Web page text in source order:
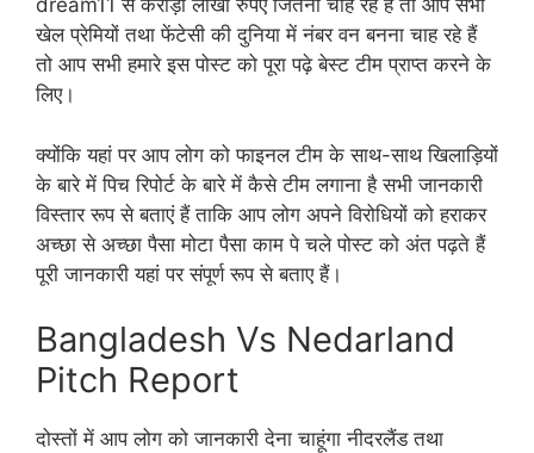
dream11 से करोड़ों लाखों रुपए जितना चाह रहे हैं तो आप सभी
खेल प्रेमियों तथा फेंटेसी की दुनिया में नंबर वन बनना चाह रहे हैं
तो आप सभी हमारे इस पोस्ट को पूरा पढ़े बेस्ट टीम प्राप्त करने के
लिए।
क्योंकि यहां पर आप लोग को फाइनल टीम के साथ-साथ खिलाड़ियों
के बारे में पिच रिपोर्ट के बारे में कैसे टीम लगाना है सभी जानकारी
विस्तार रूप से बताएं हैं ताकि आप लोग अपने विरोधियों को हराकर
अच्छा से अच्छा पैसा मोटा पैसा काम पे चले पोस्ट को अंत पढ़ते हैं
पूरी जानकारी यहां पर संपूर्ण रूप से बताए हैं।
Bangladesh Vs Nedarland
Pitch Report
दोस्तों में आप लोग को जानकारी देना चाहूंगा नीदरलैंड तथा